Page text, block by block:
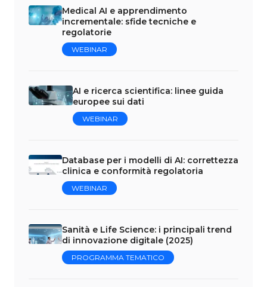
Medical AI e apprendimento
incrementale: sfide tecniche e
regolatorie
WEBINAR
AI e ricerca scientifica: linee guida
europee sui dati
WEBINAR
Database per i modelli di AI: correttezza
clinica e conformità regolatoria
WEBINAR
Sanità e Life Science: i principali trend
di innovazione digitale (2025)
PROGRAMMA TEMATICO